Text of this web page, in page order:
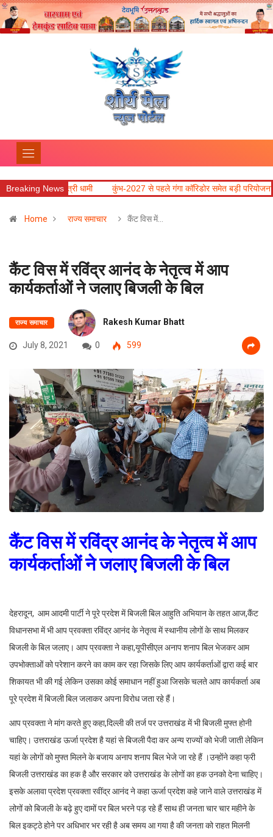
Breaking News
: मुख्यमंत्री धामी कुंभ-2027 से पहले गंगा कॉरिडोर समेत बड़ी परियोजनाओं में तेजी
Home राज्य समाचार कैंट विस में…
कैंट विस में रविंद्र आनंद के नेतृत्व में आप
कार्यकर्ताओं ने जलाए बिजली के बिल
राज्य समाचार Rakesh Kumar Bhatt
July 8, 2021 0 599
कैंट विस में रविंद्र आनंद के नेतृत्व में आप
कार्यकर्ताओं ने जलाए बिजली के बिल
देहरादून, आम आदमी पार्टी ने पूरे प्रदेश में बिजली बिल आहुति अभियान के तहत आज,कैंट
विधानसभा में भी आप प्रवक्ता रविंद्र आनंद के नेतृत्व में स्थानीय लोगों के साथ मिलकर
बिजली के बिल जलाए। आप प्रवक्ता ने कहा,यूपीसीएल अनाप शनाप बिल भेजकर आम
उपभोक्ताओं को परेशान करने का काम कर रहा जिसके लिए आप कार्यकर्ताओं द्वारा कई बार
शिकायत भी की गई लेकिन उसका कोई समाधान नहीं हुआ जिसके चलते आप कार्यकर्ता अब
पूरे प्रदेश में बिजली बिल जलाकर अपना विरोध जता रहे हैं।
आप प्रवक्ता ने मांग करते हुए कहा,दिल्ली की तर्ज पर उत्तराखंड में भी बिजली मुफ्त होनी
चाहिए। उत्तराखंड ऊर्जा प्रदेश है यहां से बिजली पैदा कर अन्य राज्यों को भेजी जाती लेकिन
यहां के लोगों को मुफ्त मिलने के बजाय अनाप शनाप बिल भेजे जा रहे हैं ।उन्होंने कहा फ्री
बिजली उत्तराखंड का हक है और सरकार को उत्तराखंड के लोगों का हक उनको देना चाहिए।
इसके अलावा प्रदेश प्रवक्ता रवींद्र आनंद ने कहा ऊर्जा प्रदेश कहे जाने वाले उत्तराखंड में
लोगों को बिजली के बढ़े हुए दामों पर बिल भरने पड़ रहे हैं साथ ही जनता चार चार महीने के
बिल इकट्ठे होने पर अधिभार भर रही है अब समय आ गया है की जनता को राहत मिलनी